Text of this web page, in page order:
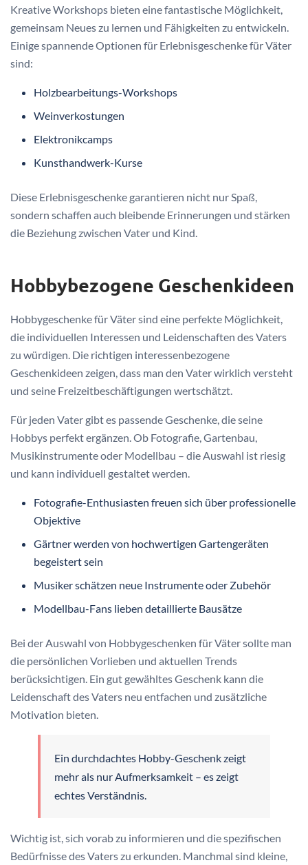
Kreative Workshops bieten eine fantastische Möglichkeit,
gemeinsam Neues zu lernen und Fähigkeiten zu entwickeln.
Einige spannende Optionen für Erlebnisgeschenke für Väter
sind:
Holzbearbeitungs-Workshops
Weinverkostungen
Elektronikcamps
Kunsthandwerk-Kurse
Diese Erlebnisgeschenke garantieren nicht nur Spaß,
sondern schaffen auch bleibende Erinnerungen und stärken
die Beziehung zwischen Vater und Kind.
Hobbybezogene Geschenkideen
Hobbygeschenke für Väter sind eine perfekte Möglichkeit,
die individuellen Interessen und Leidenschaften des Vaters
zu würdigen. Die richtigen interessenbezogene
Geschenkideen zeigen, dass man den Vater wirklich versteht
und seine Freizeitbeschäftigungen wertschätzt.
Für jeden Vater gibt es passende Geschenke, die seine
Hobbys perfekt ergänzen. Ob Fotografie, Gartenbau,
Musikinstrumente oder Modellbau – die Auswahl ist riesig
und kann individuell gestaltet werden.
Fotografie-Enthusiasten freuen sich über professionelle
Objektive
Gärtner werden von hochwertigen Gartengeräten
begeistert sein
Musiker schätzen neue Instrumente oder Zubehör
Modellbau-Fans lieben detaillierte Bausätze
Bei der Auswahl von Hobbygeschenken für Väter sollte man
die persönlichen Vorlieben und aktuellen Trends
berücksichtigen. Ein gut gewähltes Geschenk kann die
Leidenschaft des Vaters neu entfachen und zusätzliche
Motivation bieten.
Ein durchdachtes Hobby-Geschenk zeigt
mehr als nur Aufmerksamkeit – es zeigt
echtes Verständnis.
Wichtig ist, sich vorab zu informieren und die spezifischen
Bedürfnisse des Vaters zu erkunden. Manchmal sind kleine,